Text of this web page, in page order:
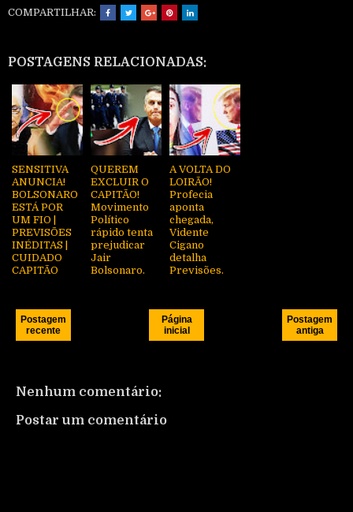
COMPARTILHAR:
POSTAGENS RELACIONADAS:
SENSITIVA
ANUNCIA!
BOLSONARO
ESTÁ POR
UM FIO |
PREVISÕES
INÉDITAS |
CUIDADO
CAPITÃO
QUEREM
EXCLUIR O
CAPITÃO!
Movimento
Político
rápido tenta
prejudicar
Jair
Bolsonaro.
A VOLTA DO
LOIRÃO!
Profecia
aponta
chegada,
Vidente
Cigano
detalha
Previsões.
Postagem
recente
Postagem
antiga
Página
inicial
Nenhum comentário:
Postar um comentário